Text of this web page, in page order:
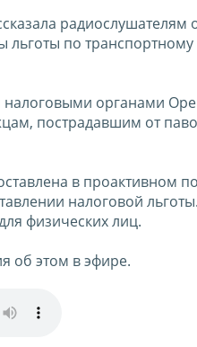
радиослушателям
льготы по
органами
пострадавшим от
в проактивном
налоговой
физических лиц.
об этом в эфире.